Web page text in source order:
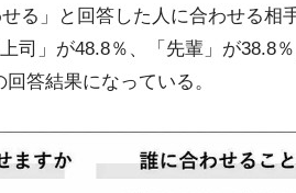
る」と回答した人に合わせる相
司」が48.8％、「先輩」が38.8
答結果になっている。